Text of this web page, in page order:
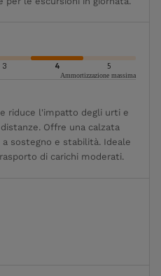
3 4 5
Ammortizzazione massima
riduce l'impatto degli urti e
Offre una calzata
sostegno e stabilità. Ideale
di carichi moderati.